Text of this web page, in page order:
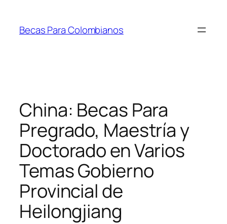
contenido
Becas Para Colombianos
China: Becas Para
Pregrado, Maestría y
Doctorado en Varios
Temas Gobierno
Provincial de
Heilongjiang